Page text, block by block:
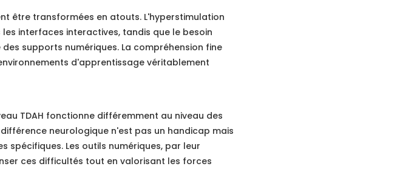
être transformées en atouts. L'hyperstimulation
interfaces interactives, tandis que le besoin
supports numériques. La compréhension fine
d'apprentissage véritablement
TDAH fonctionne différemment au niveau des
neurologique n'est pas un handicap mais
spécifiques. Les outils numériques, par leur
ces difficultés tout en valorisant les forces